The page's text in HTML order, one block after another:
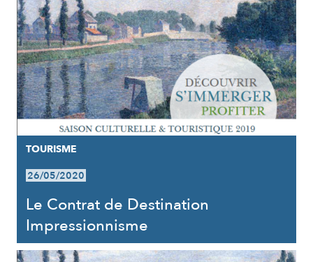
TOURISME
26/05/2020
Le Contrat de Destination
Impressionnisme